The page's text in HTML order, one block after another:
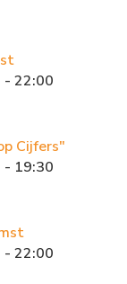
22:00
Cijfers"
19:30
22:00